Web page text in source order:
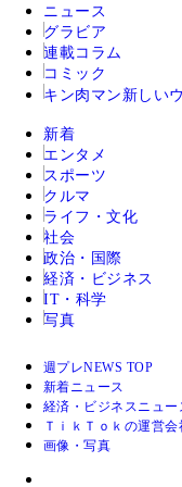
ニュース
グラビア
連載コラム
コミック
キン肉マン 新しい
新着
エンタメ
スポーツ
クルマ
ライフ・文化
社会
政治・国際
経済・ビジネス
IT・科学
写真
週プレNEWS TOP
新着ニュース
経済・ビジネスニュー
ＴｉｋＴｏｋの運営
画像・写真